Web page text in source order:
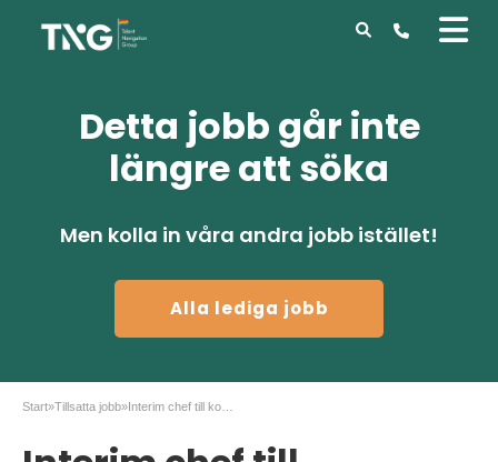
Detta jobb går inte
längre att söka
Men kolla in våra andra jobb istället!
Alla lediga jobb
Start»Tillsatta jobb»